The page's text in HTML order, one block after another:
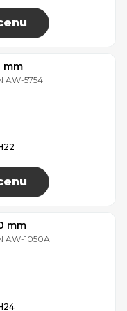
mm
AW-5754
mm
AW-1050A